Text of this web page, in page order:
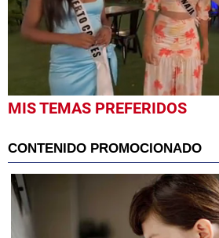
0
seconds
minutes,
29
seconds
MIS TEMAS PREFERIDOS